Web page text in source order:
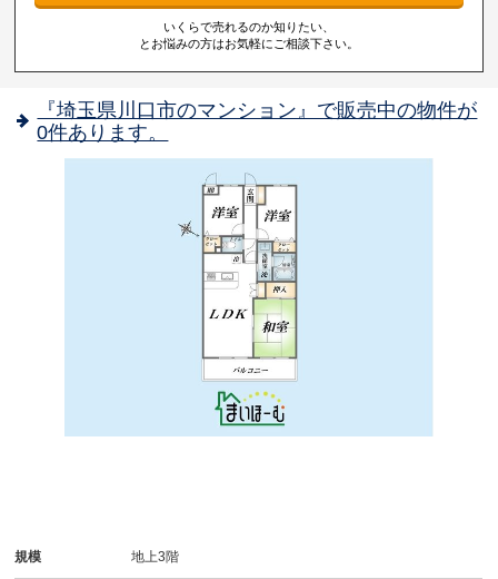
いくらで売れるのか知りたい、
とお悩みの方はお気軽にご相談下さい。
『埼玉県川口市のマンション』で販売中の物件が
0件あります。
規模 地上3階